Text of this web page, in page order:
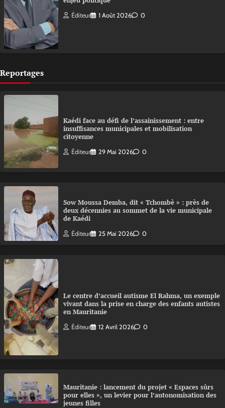
Éditeur 1 Août 2026 0
Reportages
Kaédi face au défi de l’assainissement : entre
insuffisances municipales et mobilisation
citoyenne
Éditeur 29 Mai 2026 0
Sow Moussa Demba, dit « Tchombè » : près de
deux décennies au sommet de la vie municipale
de Kaédi
Éditeur 25 Mai 2026 0
Le centre d’accueil autisme El Rahma, un exemple
vivant dans la prise en charge des enfants autistes
en Mauritanie
Éditeur 12 Avril 2026 0
Mauritanie : lancement du projet « Espaces sûrs
pour elles », un levier pour l’autonomisation des
jeunes filles